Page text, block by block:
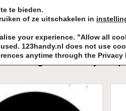
Tag:BackLink your
te bieden.
of ze uitschakelen in
your experience. "Allow all
123handy.nl does not use
anytime through the Privacy